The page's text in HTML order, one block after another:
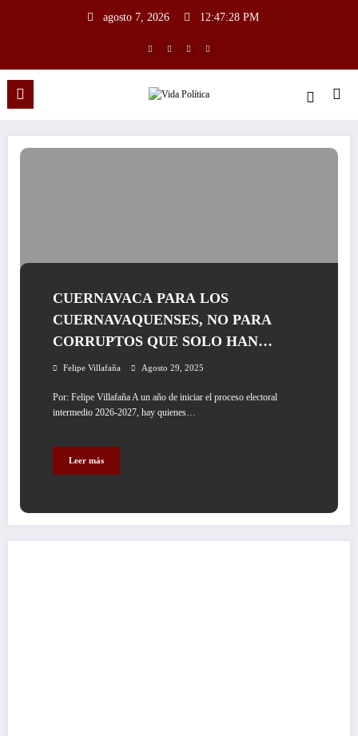
agosto 7, 2026 12:47:29 PM
CUERNAVACA PARA LOS CUERNAVAQUENSES, NO PARA CORRUPTOS
CUERNAVACA PARA LOS
CUERNAVAQUENSES, NO PARA
CORRUPTOS QUE SOLO HAN
SAQUEADO IMPUNEMENTE LAS
Felipe Villafaña Agosto 29, 2025
Por: Felipe Villafaña A un año de iniciar el proceso electoral
intermedio 2026-2027, hay quienes…
Leer más